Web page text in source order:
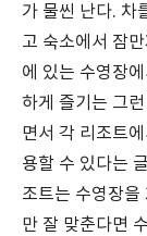
가 물씬 난다. 차
고 숙소에서 잠
에 있는 수영장
하게 즐기는 그
면서 각 리조트
용할 수 있다는
조트는 수영장을
만 잘 맞춘다면